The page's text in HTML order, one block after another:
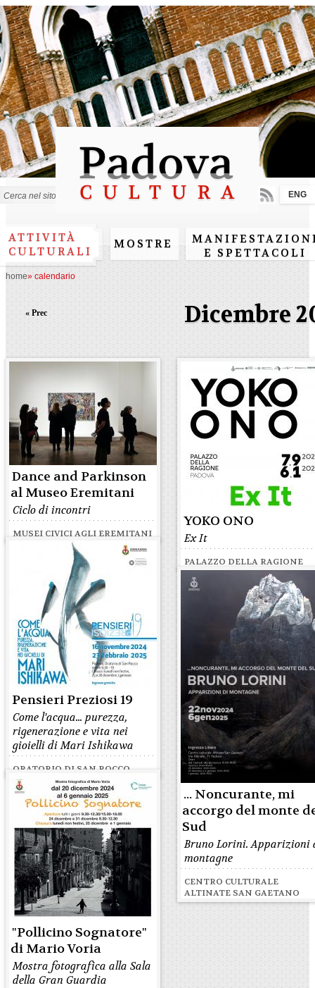
Salta al
contenuto
principale
ATTIVITÀ
CULTURALI
MOSTRE
E SPETTACOLI
ENG
home» calendario
Dicembre
« Prec
Dance and Parkinson
al Museo Eremitani
Ciclo di incontri
MUSEI CIVICI AGLI EREMITANI
YOKO ONO
Ex It
PALAZZO DELLA RAGIONE
Pensieri Preziosi 19
Come l'acqua... purezza,
rigenerazione e vita nei
gioielli di Mari Ishikawa
ORATORIO DI SAN ROCCO
... Noncurante, mi
accorgo del monte
Sud
Bruno Lorini. Apparizioni
montagne
CENTRO CULTURALE
ALTINATE SAN GAETANO
"Pollicino Sognatore"
di Mario Voria
Mostra fotografica alla Sala
della Gran Guardia